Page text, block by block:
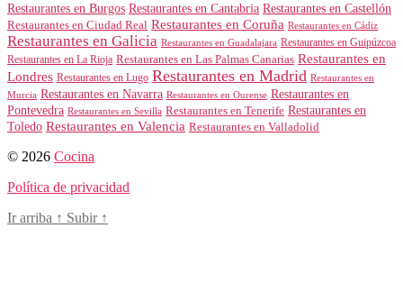
Restaurantes en Burgos Restaurantes en Cantabria Restaurantes en Castellón
Restaurantes en Ciudad Real Restaurantes en Coruña Restaurantes en Cádiz
Restaurantes en Galicia Restaurantes en Guadalajara Restaurantes en Guipúzcoa
Restaurantes en La Rioja Restaurantes en Las Palmas Canarias Restaurantes en
Londres Restaurantes en Lugo Restaurantes en Madrid Restaurantes en
Murcia Restaurantes en Navarra Restaurantes en Ourense Restaurantes en
Pontevedra Restaurantes en Sevilla Restaurantes en Tenerife Restaurantes en
Toledo Restaurantes en Valencia Restaurantes en Valladolid
© 2026 Cocina
Política de privacidad
Ir arriba ↑ Subir ↑